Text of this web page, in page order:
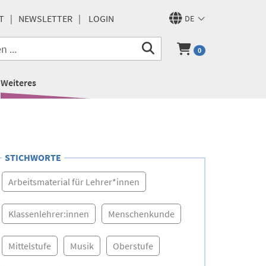
DE
NEWSLETTER LOGIN
0
Weiteres
STICHWORTE
Arbeitsmaterial für Lehrer*innen
Klassenlehrer:innen Menschenkunde
Mittelstufe Musik Oberstufe